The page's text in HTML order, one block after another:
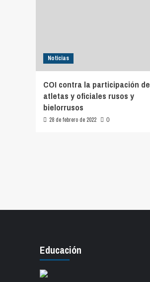
Noticias
COI contra la participación de
atletas y oficiales rusos y
bielorrusos
28 de febrero de 2022 0
Educación